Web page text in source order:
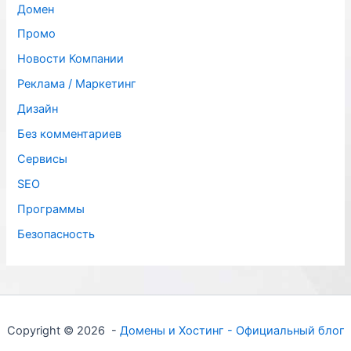
Домен
Промо
Новости Компании
Реклама / Маркетинг
Дизайн
Без комментариев
Сервисы
SЕО
Программы
Безопасность
Copyright © 2026 - Домены и Хостинг - Официальный блог